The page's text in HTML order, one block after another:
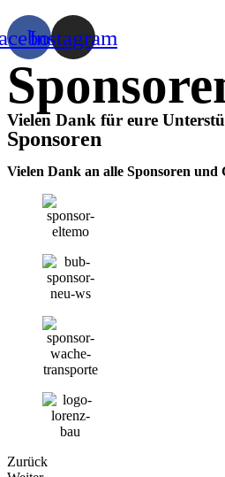
Instagram
Vielen Dank für eure
Sponsoren
Vielen Dank an alle Sponsoren
Zurück